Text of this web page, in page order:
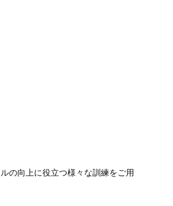
の向上に役立つ様々な訓練をご用